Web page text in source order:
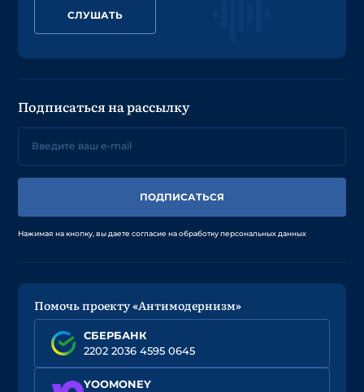
СЛУШАТЬ
Подписаться на рассылку
ПОДПИСАТЬСЯ
Нажимая на кнопку, вы даете согласие на обработку персональных данных
Помочь проекту «Антимодернизм»
СБЕРБАНК
2202 2036 4595 0645
YOOMONEY